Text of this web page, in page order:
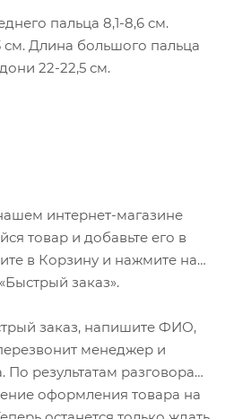
пальца 8,1-8,6 см.
см. Длина большого пальца
22-22,5 см.
интернет-магазине
товар и добавьте его в
в Корзину и нажмите на
заказ».
заказ, напишите ФИО,
менеджер и
По результатам разговора
оформления товара на